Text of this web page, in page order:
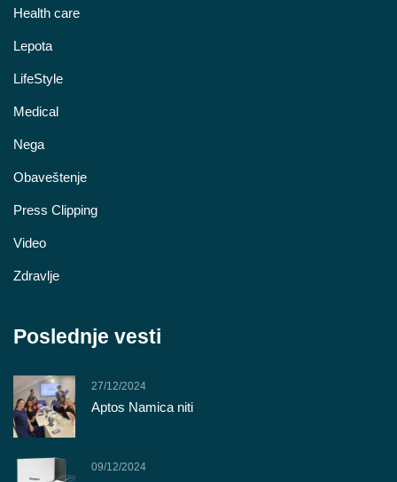
Health care
Lepota
LifeStyle
Medical
Nega
Obaveštenje
Press Clipping
Video
Zdravlje
Poslednje vesti
27/12/2024
Aptos Namica niti
09/12/2024